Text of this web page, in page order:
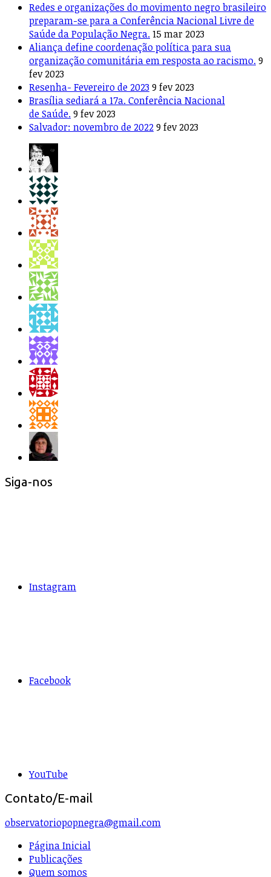
Redes e organizações do movimento negro brasileiro
preparam-se para a Conferência Nacional Livre de
Saúde da População Negra.15 mar 2023
Aliança define coordenação política para sua
organização comunitária em resposta ao racismo.9
fev 2023
Resenha- Fevereiro de 2023 9 fev 2023
Brasília sediará a 17a. Conferência Nacional
de Saúde.9 fev 2023
Salvador: novembro de 20229 fev 2023
Siga-nos
Instagram
Facebook
YouTube
Contato/E-mail
observatoriopopnegra@gmail.com
Página Inicial
Publicações
Quem somos